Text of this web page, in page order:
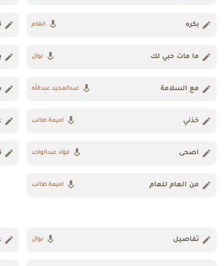
بكره انغام
ما مات حبي لك نوال
مع السلامة عبدالمجيد عبدالله
خذني اميمة طالب
اصحى فؤاد عبدالواحد
من العام للعام اميمة طالب
تفاصيل نوال